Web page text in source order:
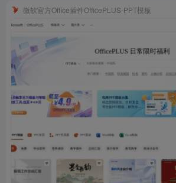
微软官方Office插件OfficePLUS-PPT模板